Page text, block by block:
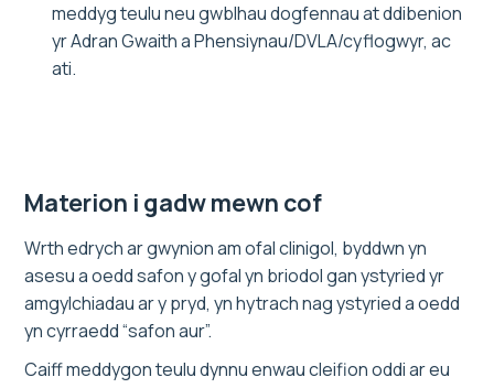
meddyg teulu neu gwblhau dogfennau at ddibenion
yr Adran Gwaith a Phensiynau/DVLA/cyflogwyr, ac
ati.
Materion i gadw mewn cof
Wrth edrych ar gwynion am ofal clinigol, byddwn yn
asesu a oedd safon y gofal yn briodol gan ystyried yr
amgylchiadau ar y pryd, yn hytrach nag ystyried a oedd
yn cyrraedd “safon aur”.
Caiff meddygon teulu dynnu enwau cleifion oddi ar eu